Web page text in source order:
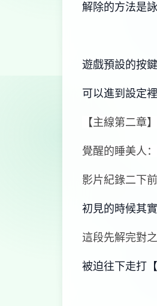
解除的方法是
遊戲預設的按
可以進到設定
【主線第二章】
覺醒的睡美人
影片紀錄二下
初見的時候其
這段先解完對
被迫往下走打